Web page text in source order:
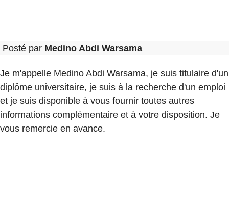
Posté par Medino Abdi Warsama
Je m'appelle Medino Abdi Warsama, je suis titulaire d'un
diplôme universitaire, je suis à la recherche d'un emploi
et je suis disponible à vous fournir toutes autres
informations complémentaire et à votre disposition. Je
vous remercie en avance.